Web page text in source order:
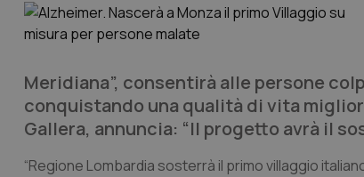
Meridiana”, consentirà alle persone
conquistando una qualità di vita
Gallera, annuncia: “Il progetto avrà il
“Regione Lombardia sosterrà il primo villaggio